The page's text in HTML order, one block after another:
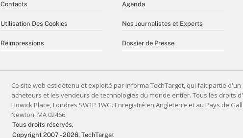
Contacts
Utilisation Des Cookies
Réimpressions
Agenda
Nos Journalistes et Experts
Dossier de Presse
Tous droits réservés,
Copyright 2007 - 2026, TechTarget